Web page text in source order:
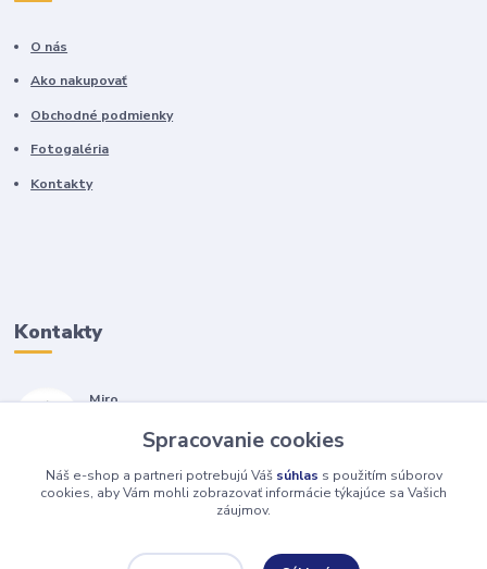
O nás
Ako nakupovať
Obchodné podmienky
Fotogaléria
Kontakty
Kontakty
Miro
(Po-Pia, 7-17 hod.)
isopneumatiky@isopneumatiky.sk
Spracovanie cookies
Náš e-shop a partneri potrebujú Váš súhlas s použitím súborov
cookies, aby Vám mohli zobrazovať informácie týkajúce sa Vašich
záujmov.